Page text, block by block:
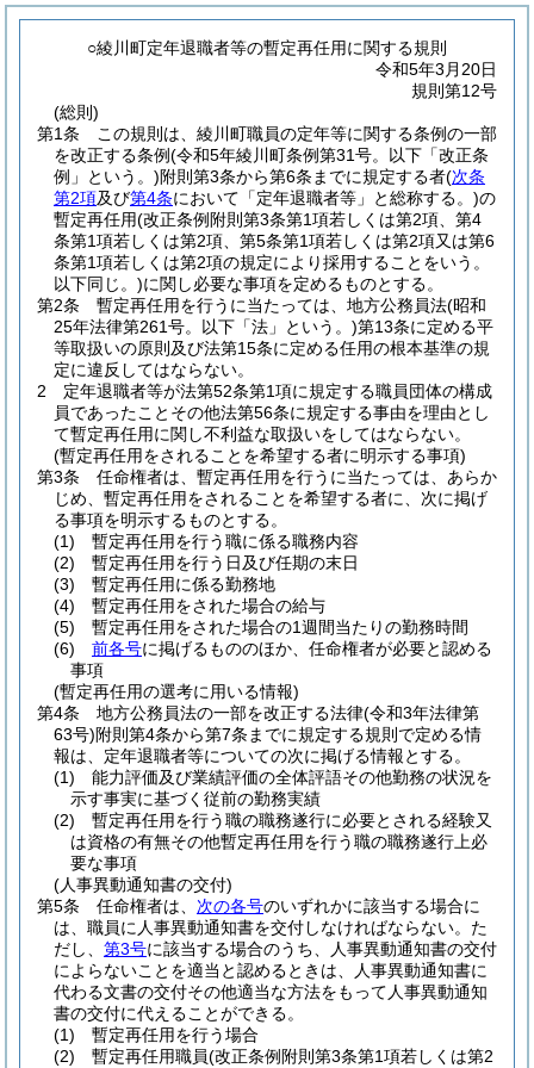
○綾川町定年退職者等の暫定再任用に関する規則
令和5年3月20日
規則第12号
(総則)
第1条
この規則は、綾川町職員の定年等に関する条例の一部
を改正する条例(令和5年綾川町条例第31号。以下「改正条
例」という。)附則第3条から第6条までに規定する者(次条
第2項及び第4条において「定年退職者等」と総称する。)の
暫定再任用(改正条例附則第3条第1項若しくは第2項、第4
条第1項若しくは第2項、第5条第1項若しくは第2項又は第6
条第1項若しくは第2項の規定により採用することをいう。
以下同じ。)に関し必要な事項を定めるものとする。
第2条
暫定再任用を行うに当たっては、地方公務員法(昭和
25年法律第261号。以下「法」という。)第13条に定める平
等取扱いの原則及び法第15条に定める任用の根本基準の規
定に違反してはならない。
2
定年退職者等が法第52条第1項に規定する職員団体の構成
員であったことその他法第56条に規定する事由を理由とし
て暫定再任用に関し不利益な取扱いをしてはならない。
(暫定再任用をされることを希望する者に明示する事項)
第3条
任命権者は、暫定再任用を行うに当たっては、あらか
じめ、暫定再任用をされることを希望する者に、次に掲げ
る事項を明示するものとする。
(1)
暫定再任用を行う職に係る職務内容
(2)
暫定再任用を行う日及び任期の末日
(3)
暫定再任用に係る勤務地
(4)
暫定再任用をされた場合の給与
(5)
暫定再任用をされた場合の1週間当たりの勤務時間
(6)
前各号に掲げるもののほか、任命権者が必要と認める
事項
(暫定再任用の選考に用いる情報)
第4条
地方公務員法の一部を改正する法律(令和3年法律第
63号)附則第4条から第7条までに規定する規則で定める情
報は、定年退職者等についての次に掲げる情報とする。
(1)
能力評価及び業績評価の全体評語その他勤務の状況を
示す事実に基づく従前の勤務実績
(2)
暫定再任用を行う職の職務遂行に必要とされる経験又
は資格の有無その他暫定再任用を行う職の職務遂行上必
要な事項
(人事異動通知書の交付)
第5条
任命権者は、 次の各号のいずれかに該当する場合に
は、職員に人事異動通知書を交付しなければならない。 た
だし、 第3号に該当する場合のうち、人事異動通知書の交付
によらないことを適当と認めるときは、人事異動通知書に
代わる文書の交付その他適当な方法をもって人事異動通知
書の交付に代えることができる。
(1)
暫定再任用を行う場合
(2)
暫定再任用職員(改正条例附則第3条第1項若しくは第2